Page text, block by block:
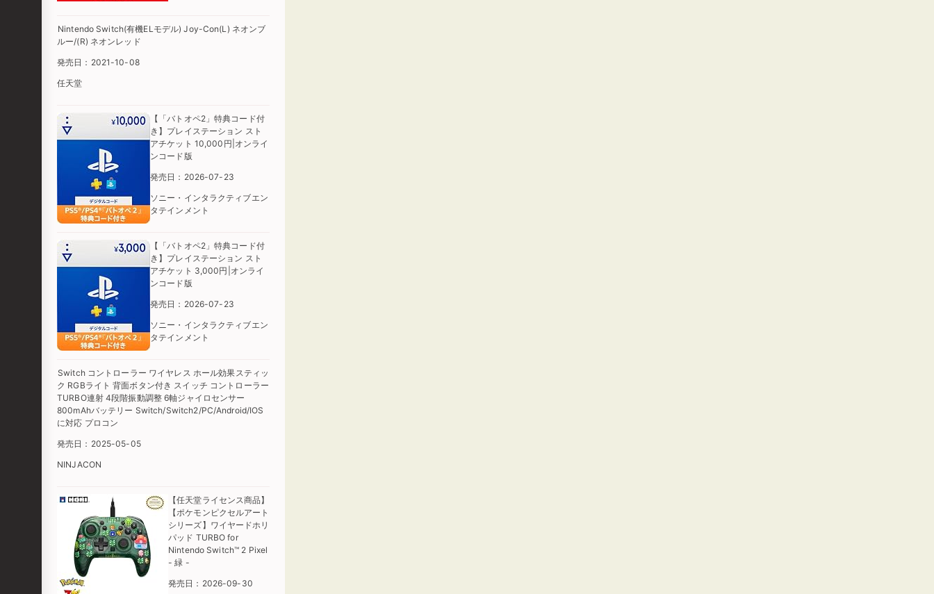
Nintendo Switch(有機ELモデル) Joy-Con(L) ネオンブ
ルー/(R) ネオンレッド
発売日：2021-10-08
任天堂
【「バトオペ2」特典コード付
き】プレイステーション スト
アチケット 10,000円|オンライ
ンコード版
発売日：2026-07-23
ソニー・インタラクティブエン
タテインメント
【「バトオペ2」特典コード付
き】プレイステーション スト
アチケット 3,000円|オンライ
ンコード版
発売日：2026-07-23
ソニー・インタラクティブエン
タテインメント
Switch コントローラー ワイヤレス ホール効果スティッ
ク RGBライト 背面ボタン付き スイッチ コントローラー
TURBO連射 4段階振動調整 6軸ジャイロセンサー
800mAhバッテリー Switch/Switch2/PC/Android/IOS
に対応 プロコン
発売日：2025-05-05
NINJACON
【任天堂ライセンス商品】
【ポケモンピクセルアート
シリーズ】ワイヤードホリ
パッド TURBO for
Nintendo Switch™ 2 Pixel
- 緑 -
発売日：2026-09-30